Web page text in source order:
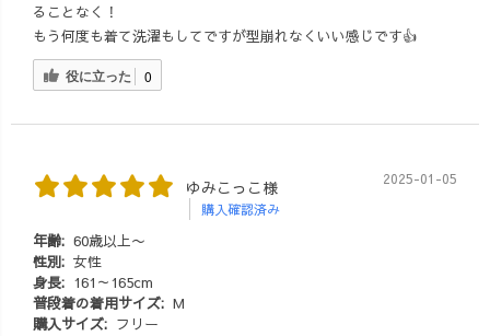
ることなく！
もう何度も着て洗濯もしてですが型崩れなくいい感じです👍
役に立った
0
ゆみこっこ様
購入確認済み
2025-01-05
年齢: 60歳以上〜
性別: 女性
身長: 161～165cm
普段着の着用サイズ: M
購入サイズ: フリー